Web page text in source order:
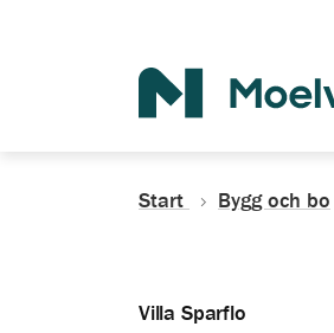
Start Bygg och bo
Villa Sparflo